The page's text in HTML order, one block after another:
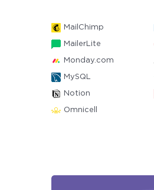
MailChimp
MailerLite
Monday.com
MySQL
Notion
Omnicell